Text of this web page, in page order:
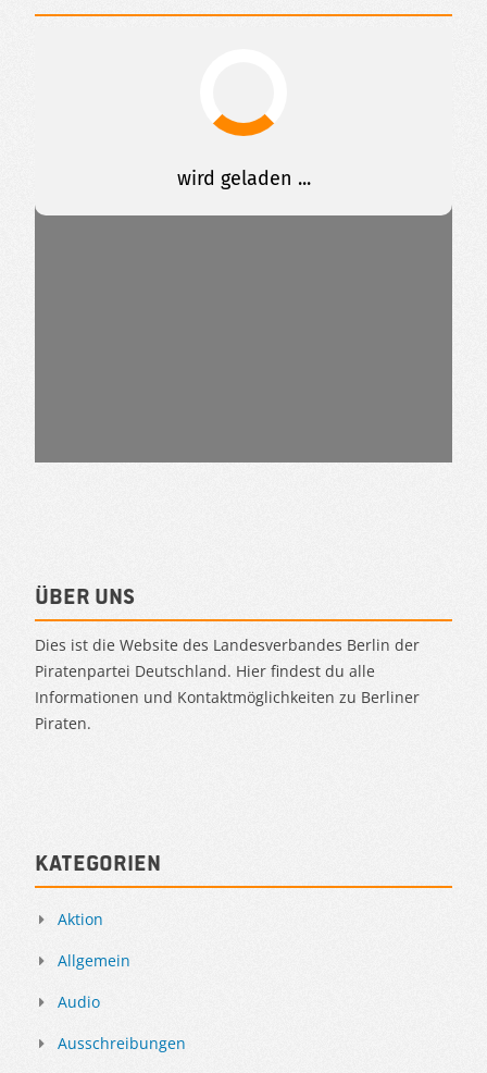
Über uns
Dies ist die Website des Landesverbandes Berlin der
Piratenpartei Deutschland. Hier findest du alle
Informationen und Kontaktmöglichkeiten zu Berliner
Piraten.
Kategorien
Aktion
Allgemein
Audio
Ausschreibungen